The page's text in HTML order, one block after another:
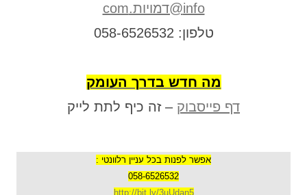
info@דמויות.com
טלפון: 058-6526532
מה חדש בדרך העומק
דף פייסבוק – זה כיף לתת לייק
אפשר לפנות בכל עניין רלוונטי :
058-6526532
http://bit.ly/3uUdan5